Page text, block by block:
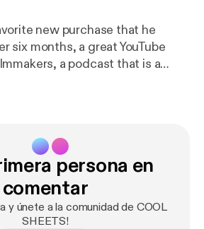
new purchase that he
six months, a great YouTube
a podcast that is a
documentaries. Karen
how to keep your home free of
annual event that fuses science
company that offers beautiful
consumer with integrity.
persona en
comentar
y únete a la comunidad de COOL
SHEETS!